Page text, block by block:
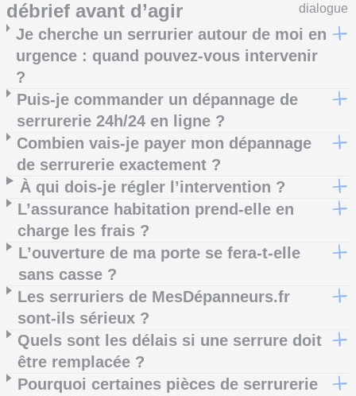
débrief avant d’agir
Je cherche un serrurier autour de moi en
urgence : quand pouvez-vous intervenir
?
Puis-je commander un dépannage de
serrurerie 24h/24 en ligne ?
Combien vais-je payer mon dépannage
de serrurerie exactement ?
À qui dois-je régler l’intervention ?
L’assurance habitation prend-elle en
charge les frais ?
L’ouverture de ma porte se fera-t-elle
sans casse ?
Les serruriers de MesDépanneurs.fr
sont-ils sérieux ?
Quels sont les délais si une serrure doit
être remplacée ?
Pourquoi certaines pièces de serrurerie